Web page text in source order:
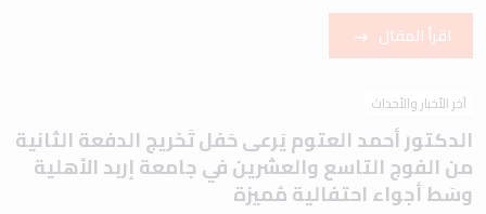
اقرأ المقال
آخر الأخبار والأحداث
الدكتور أحمد العتوم يَرعى حَفل تَخريج الدفعة الثانية
من الفوج التاسع والعشرين في جامعة إربد الأهلية
وسَط أجواء احتفالية مُميزة